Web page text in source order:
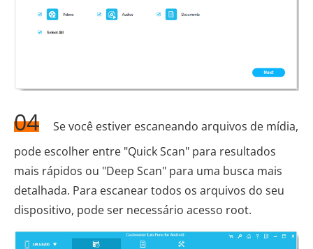
04
Se você estiver escaneando arquivos de mídia,
pode escolher entre "Quick Scan" para resultados
mais rápidos ou "Deep Scan" para uma busca mais
detalhada. Para escanear todos os arquivos do seu
dispositivo, pode ser necessário acesso root.